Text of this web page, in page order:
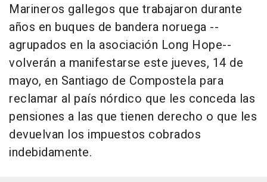
Marineros gallegos que trabajaron durante
años en buques de bandera noruega --
agrupados en la asociación Long Hope--
volverán a manifestarse este jueves, 14 de
mayo, en Santiago de Compostela para
reclamar al país nórdico que les conceda las
pensiones a las que tienen derecho o que les
devuelvan los impuestos cobrados
indebidamente.